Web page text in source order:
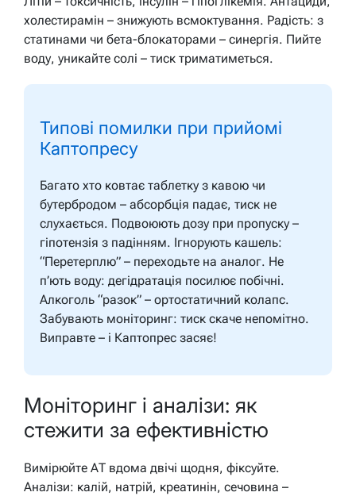
холестирамін – знижують всмоктування. Радість: з
статинами чи бета-блокаторами – синергія. Пийте
воду, уникайте солі – тиск триматиметься.
Типові помилки при прийомі
Каптопресу
Багато хто ковтає таблетку з кавою чи
бутербродом – абсорбція падає, тиск не
слухається. Подвоюють дозу при пропуску –
гіпотензія з падінням. Ігнорують кашель:
“Перетерплю” – переходьте на аналог. Не
п’ють воду: дегідратація посилює побічні.
Алкоголь “разок” – ортостатичний колапс.
Забувають моніторинг: тиск скаче непомітно.
Виправте – і Каптопрес засяє!
Моніторинг і аналізи: як
стежити за ефективністю
Вимірюйте АТ вдома двічі щодня, фіксуйте.
Аналізи: калій, натрій, креатинін, сечовина –